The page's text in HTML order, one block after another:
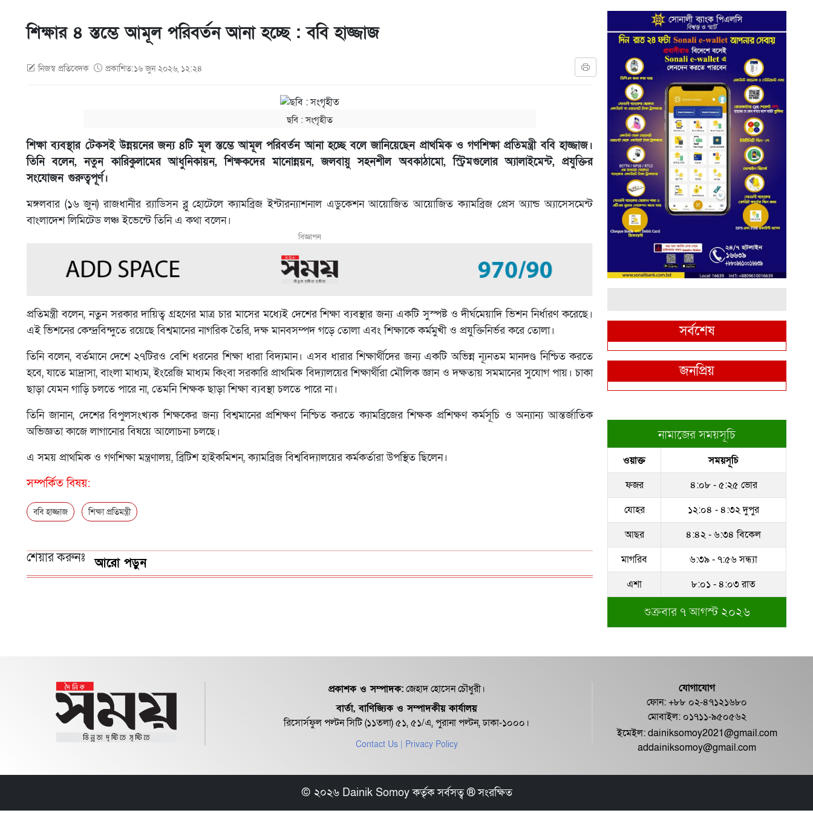
শিক্ষার ৪ স্তম্ভে আমূল পরিবর্তন আনা হচ্ছে : ববি হাজ্জাজ
নিজস্ব প্রতিবেদক প্রকাশিত:১৬ জুন ২০২৬, ১২:২৪
ছবি ‍: সংগৃহীত
শিক্ষা ব্যবস্থার টেকসই উন্নয়নের জন্য ৪টি মূল স্তম্ভে আমূল পরিবর্তন আনা হচ্ছে বলে জানিয়েছেন প্রাথমিক ও গণশিক্ষা প্রতিমন্ত্রী ববি হাজ্জাজ।
তিনি বলেন, নতুন কারিকুলামের আধুনিকায়ন, শিক্ষকদের মানোন্নয়ন, জলবায়ু সহনশীল অবকাঠামো, স্ট্রিমগুলোর অ্যালাইমেন্ট, প্রযুক্তির
সংযোজন গুরুত্বপূর্ণ।
মঙ্গলবার (১৬ জুন) রাজধানীর র‍্যাডিসন ব্লু হোটেলে ক্যামব্রিজ ইন্টারন্যাশনাল এডুকেশন আয়োজিত আয়োজিত ক্যামব্রিজ প্রেস অ্যান্ড অ্যাসেসমেন্ট
বাংলাদেশ লিমিটেড লঞ্চ ইভেন্টে তিনি এ কথা বলেন।
বিজ্ঞাপন
প্রতিমন্ত্রী বলেন, নতুন সরকার দায়িত্ব গ্রহণের মাত্র চার মাসের মধ্যেই দেশের শিক্ষা ব্যবস্থার জন্য একটি সুস্পষ্ট ও দীর্ঘমেয়াদি ভিশন নির্ধারণ করেছে।
এই ভিশনের কেন্দ্রবিন্দুতে রয়েছে বিশ্বমানের নাগরিক তৈরি, দক্ষ মানবসম্পদ গড়ে তোলা এবং শিক্ষাকে কর্মমুখী ও প্রযুক্তিনির্ভর করে তোলা।
তিনি বলেন, বর্তমানে দেশে ২৭টিরও বেশি ধরনের শিক্ষা ধারা বিদ্যমান। এসব ধারার শিক্ষার্থীদের জন্য একটি অভিন্ন ন্যূনতম মানদণ্ড নিশ্চিত করতে
হবে, যাতে মাদ্রাসা, বাংলা মাধ্যম, ইংরেজি মাধ্যম কিংবা সরকারি প্রাথমিক বিদ্যালয়ের শিক্ষার্থীরা মৌলিক জ্ঞান ও দক্ষতায় সমমানের সুযোগ পায়। চাকা
ছাড়া যেমন গাড়ি চলতে পারে না, তেমনি শিক্ষক ছাড়া শিক্ষা ব্যবস্থা চলতে পারে না।
তিনি জানান, দেশের বিপুলসংখ্যক শিক্ষকের জন্য বিশ্বমানের প্রশিক্ষণ নিশ্চিত করতে ক্যামব্রিজের শিক্ষক প্রশিক্ষণ কর্মসূচি ও অন্যান্য আন্তর্জাতিক
অভিজ্ঞতা কাজে লাগানোর বিষয়ে আলোচনা চলছে।
এ সময় প্রাথমিক ও গণশিক্ষা মন্ত্রণালয়, ব্রিটিশ হাইকমিশন, ক্যামব্রিজ বিশ্ববিদ্যালয়ের কর্মকর্তারা উপস্থিত ছিলেন।
সম্পর্কিত বিষয়:
ববি হাজ্জাজ শিক্ষা প্রতিমন্ত্রী
শেয়ার করুনঃ আরো পড়ুন
সর্বশেষ
জনপ্রিয়
নামাজের সময়সূচি
ওয়াক্ত
সময়সূচি
ফজর
৪:০৮ - ৫:২৫ ভোর
যোহর
১২:০৪ - ৪:৩২ দুপুর
আছর
৪:৪২ - ৬:৩৪ বিকেল
মাগরিব
৬:৩৯ - ৭:৫৬ সন্ধ্যা
এশা
৮:০১ - ৪:০৩ রাত
শুক্রবার ৭ আগস্ট ২০২৬
প্রকাশক ও সম্পাদক:জেহাদ হোসেন চৌধুরী।
বার্তা, বাণিজ্যিক ও সম্পাদকীয় কার্যালয়
রিসোর্সফুল পল্টন সিটি (১১তলা) ৫১, ৫১/এ, পুরানা পল্টন, ঢাকা-১০০০।
Contact Us | Privacy Policy
যোগাযোগ
ফোন: +৮৮ ০২-৪৭১২১৬৮০
মোবাইল: ০১৭১১-৯৫০৫৬২
ইমেইল:dainiksomoy2021@gmail.com
addainiksomoy@gmail.com
© ২০২৬ Dainik Somoy কর্তৃক সর্বসত্ব ® সংরক্ষিত